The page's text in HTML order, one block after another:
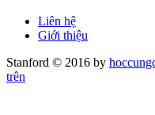
Liên hệ
Giới thiệu
Stanford © 2016 by
trên